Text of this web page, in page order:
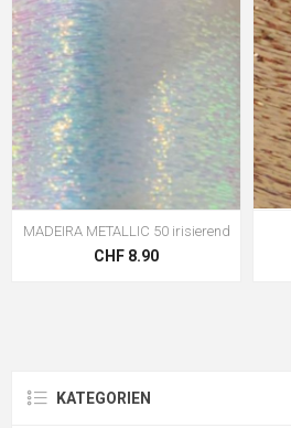
MADEIRA METALLIC 50 irisierend
CHF 8.90
KATEGORIEN